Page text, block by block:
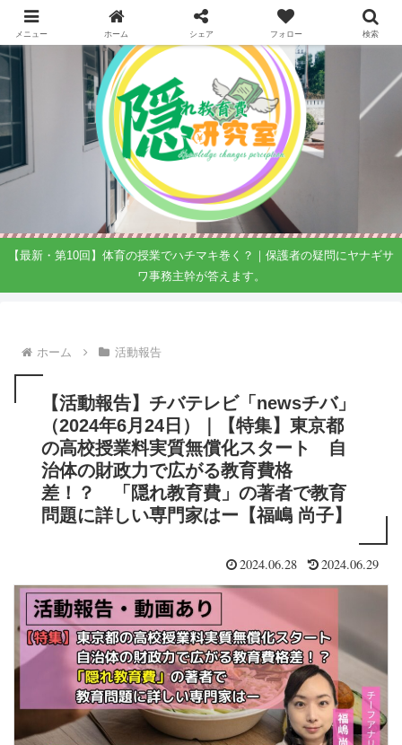
【最新・第10回】体育の授業でハチマキ巻く？｜保護者の疑問にヤナギサ
ワ事務主幹が答えます。
ホーム 活動報告
【活動報告】チバテレビ「newsチバ」
（2024年6月24日）｜【特集】東京都
の高校授業料実質無償化スタート 自
治体の財政力で広がる教育費格
差！？ 「隠れ教育費」の著者で教育
問題に詳しい専門家はー【福嶋 尚子】
2024.06.28 2024.06.29
メニュー ホーム シェア フォロー 検索